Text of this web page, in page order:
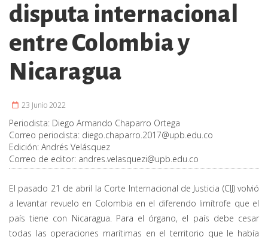
disputa internacional
entre Colombia y
Nicaragua
23 Junio 2022
Periodista: Diego Armando Chaparro Ortega
Correo periodista: diego.chaparro.2017@upb.edu.co
Edición: Andrés Velásquez
Correo de editor: andres.velasquezi@upb.edu.co
El pasado 21 de abril la Corte Internacional de Justicia (CIJ) volvió
a levantar revuelo en Colombia en el diferendo limítrofe que el
país tiene con Nicaragua. Para el órgano, el país debe cesar
todas las operaciones marítimas en el territorio que le había